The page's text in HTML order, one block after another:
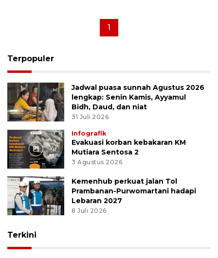
1
Terpopuler
Jadwal puasa sunnah Agustus 2026
lengkap: Senin Kamis, Ayyamul
Bidh, Daud, dan niat
31 Juli 2026
Infografik
Evakuasi korban kebakaran KM
Mutiara Sentosa 2
3 Agustus 2026
Kemenhub perkuat jalan Tol
Prambanan-Purwomartani hadapi
Lebaran 2027
8 Juli 2026
Terkini